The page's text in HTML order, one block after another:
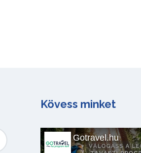
Kövess minket
Gotravel.hu